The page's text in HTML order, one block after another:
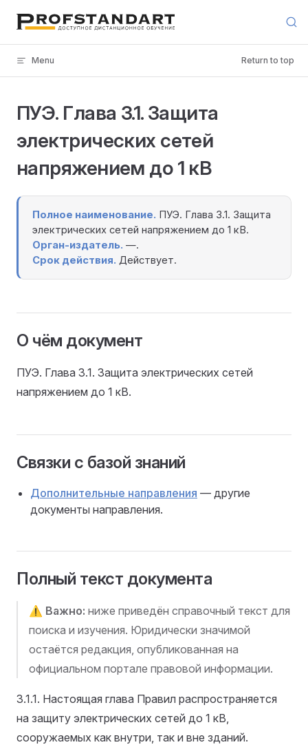
Skip to content
Menu Return to top
ПУЭ. Глава 3.1. Защита
электрических сетей
напряжением до 1 кВ
Полное наименование. ПУЭ. Глава 3.1. Защита
электрических сетей напряжением до 1 кВ.
Орган-издатель. —.
Срок действия. Действует.
О чём документ
ПУЭ. Глава 3.1. Защита электрических сетей
напряжением до 1 кВ.
Связки с базой знаний
Дополнительные направления — другие
документы направления.
Полный текст документа
⚠️ Важно: ниже приведён справочный текст для
поиска и изучения. Юридически значимой
остаётся редакция, опубликованная на
официальном портале правовой информации.
3.1.1. Настоящая глава Правил распространяется
на защиту электрических сетей до 1 кВ,
сооружаемых как внутри, так и вне зданий.